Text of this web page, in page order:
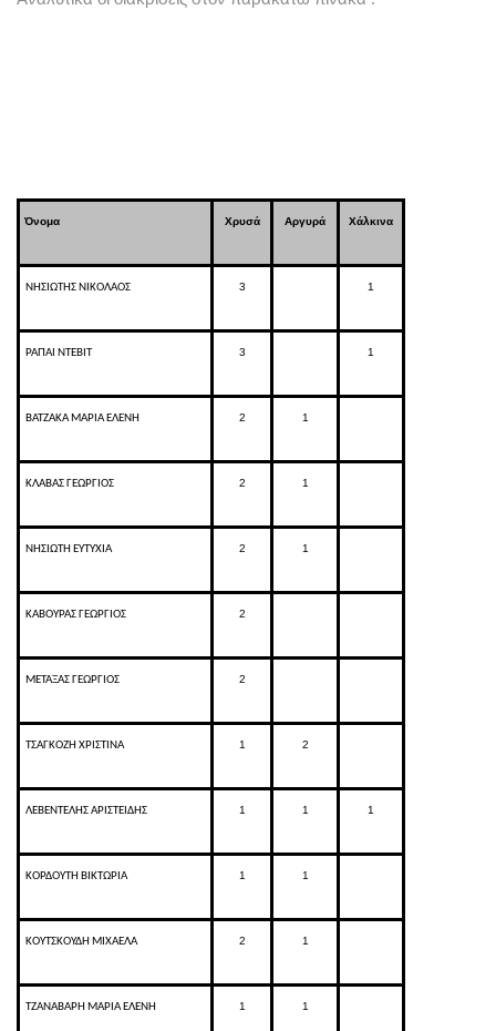
Όνομα Χρυσά Αργυρά Χάλκινα
ΝΗΣΙΩΤΗΣ ΝΙΚΟΛΑΟΣ 3 1
ΡΑΠΑΙ ΝΤΕΒΙΤ 3 1
ΒΑΤΖΑΚΑ ΜΑΡΙΑ ΕΛΕΝΗ 2 1
ΚΛΑΒΑΣ ΓΕΩΡΓΙΟΣ 2 1
ΝΗΣΙΩΤΗ ΕΥΤΥΧΙΑ 2 1
ΚΑΒΟΥΡΑΣ ΓΕΩΡΓΙΟΣ 2
ΜΕΤΑΞΑΣ ΓΕΩΡΓΙΟΣ 2
ΤΣΑΓΚΟΖΗ ΧΡΙΣΤΙΝΑ 1 2
ΛΕΒΕΝΤΕΛΗΣ ΑΡΙΣΤΕΙΔΗΣ 1 1 1
ΚΟΡΔΟΥΤΗ ΒΙΚΤΩΡΙΑ 1 1
ΚΟΥΤΣΚΟΥΔΗ ΜΙΧΑΕΛΑ 2 1
ΤΖΑΝΑΒΑΡΗ ΜΑΡΙΑ ΕΛΕΝΗ 1 1